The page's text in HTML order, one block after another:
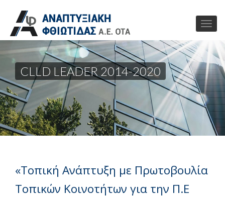
CLLD LEADER 2014-2020
«Τοπική Ανάπτυξη με Πρωτοβουλία
Τοπικών Κοινοτήτων για την Π.Ε